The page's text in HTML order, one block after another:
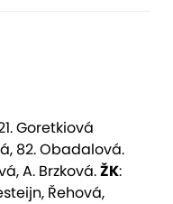
Goretkiová
82. Obadalová.
A. Brzková.ŽK:
Řehová,